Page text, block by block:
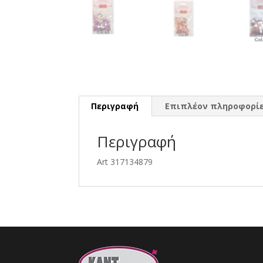
Περιγραφή Επιπλέον
Περιγραφή
Art 317134879